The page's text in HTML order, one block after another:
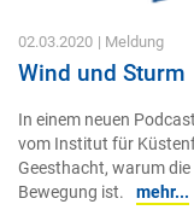
02.03.2020 | Meldung
Wind und Sturm
In einem neuen
vom Institut für
Geesthacht, warum
Bewegung ist.
mehr...